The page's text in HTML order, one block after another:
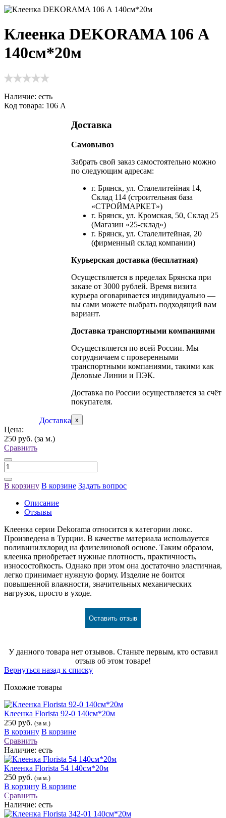
Клеенка DEKORAMA 106 А
140см*20м
Наличие: есть
Код товара: 106 А
Доставка
Доставка
Самовывоз
Забрать свой заказ самостоятельно можно
по следующим адресам:
г. Брянск, ул. Сталелитейная 14,
Склад 114 (строительная база
«СТРОЙМАРКЕТ»)
г. Брянск, ул. Кромская, 50, Склад 25
(Магазин «25-склад»)
г. Брянск, ул. Сталелитейная, 20
(фирменный склад компании)
Курьерская доставка (бесплатная)
Осуществляется в пределах Брянска при
заказе от 3000 рублей. Время визита
курьера оговаривается индивидуально —
вы сами можете выбрать подходящий вам
вариант.
Доставка транспортными компаниями
Осуществляется по всей России. Мы
сотрудничаем с проверенными
транспортными компаниями, такими как
Деловые Линии и ПЭК.
Доставка по России осуществляется за счёт
покупателя.
x
Цена:
250 руб. (за м.)
Сравнить
В корзину В корзине Задать вопрос
Описание
Отзывы
Клеенка серии Dekorama относится к категории люкс.
Произведена в Турции. В качестве материала используется
поливинилхлорид на флизелиновой основе. Таким образом,
клеенка приобретает нужные плотность, практичность,
износостойкость. Однако при этом она достаточно эластичная,
легко принимает нужную форму. Изделие не боится
повышенной влажности, значительных механических
нагрузок, просто в уходе.
Оставить отзыв
У данного товара нет отзывов. Станьте первым, кто оставил
отзыв об этом товаре!
Вернуться назад к списку
Похожие товары
Клеенка Florista 92-0 140см*20м
250 руб. (за м.)
В корзину В корзине
Сравнить
Наличие: есть
Клеенка Florista 54 140см*20м
250 руб. (за м.)
В корзину В корзине
Сравнить
Наличие: есть